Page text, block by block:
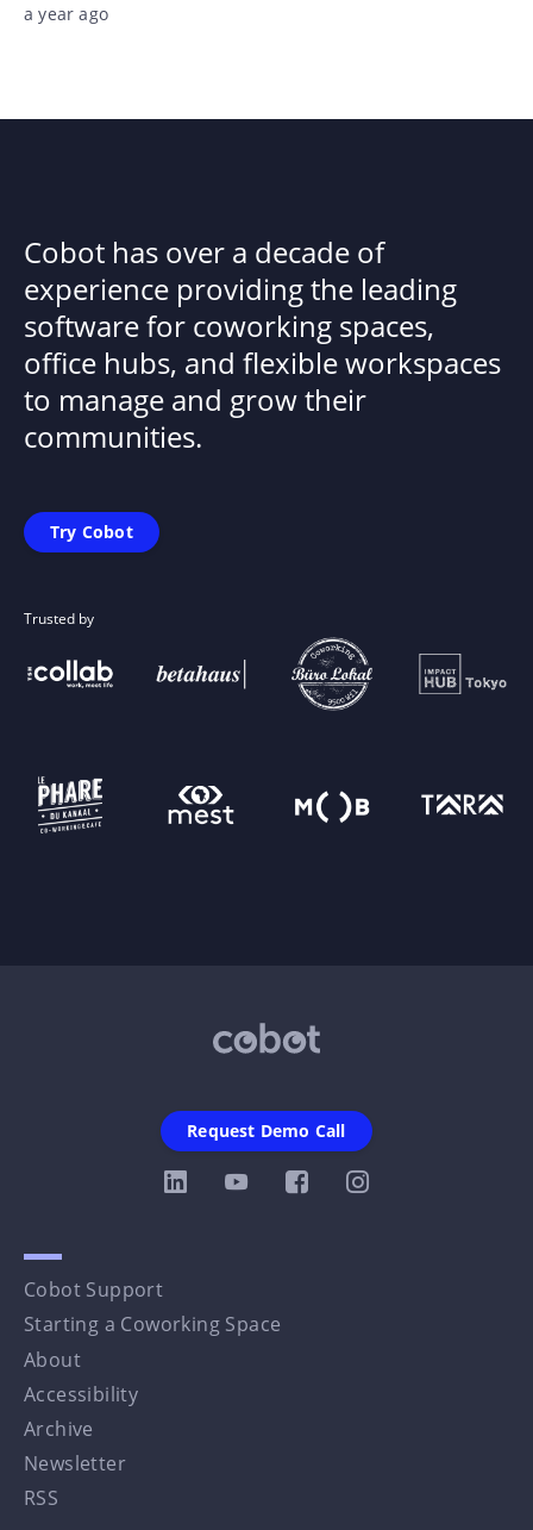
a year ago
Cobot has over a decade of
experience providing the leading
software for coworking spaces,
office hubs, and flexible workspaces
to manage and grow their
communities.
Try Cobot
Trusted by
Cobot Support
Starting a Coworking Space
About
Accessibility
Archive
Newsletter
RSS
Request Demo Call